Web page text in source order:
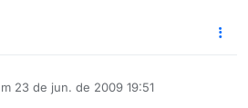
23 de jun. de 2009 19:51
por